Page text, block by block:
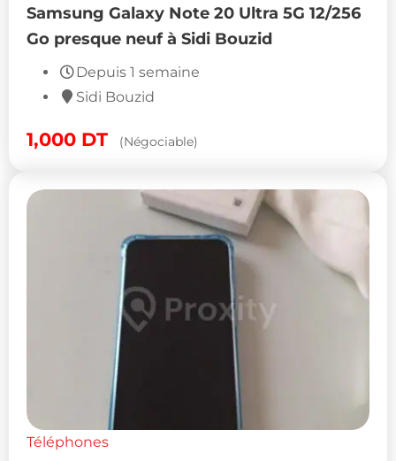
Samsung Galaxy Note 20 Ultra 5G 12/256
Go presque neuf à Sidi Bouzid
Depuis 1 semaine
Sidi Bouzid
1,000 DT (Négociable)
Téléphones